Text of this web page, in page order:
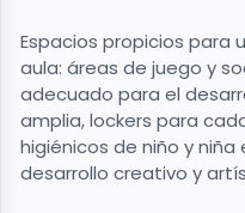
Espacios propicios para
aula: áreas de juego y
adecuado para el
amplia, lockers para
higiénicos de niño y
desarrollo creativo y